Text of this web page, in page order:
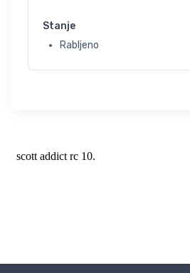
Stanje
Rabljeno